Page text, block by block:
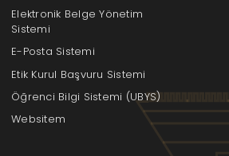
Elektronik Belge Yönetim
Sistemi
E-Posta Sistemi
Etik Kurul Başvuru Sistemi
Öğrenci Bilgi Sistemi (UBYS)
Websitem